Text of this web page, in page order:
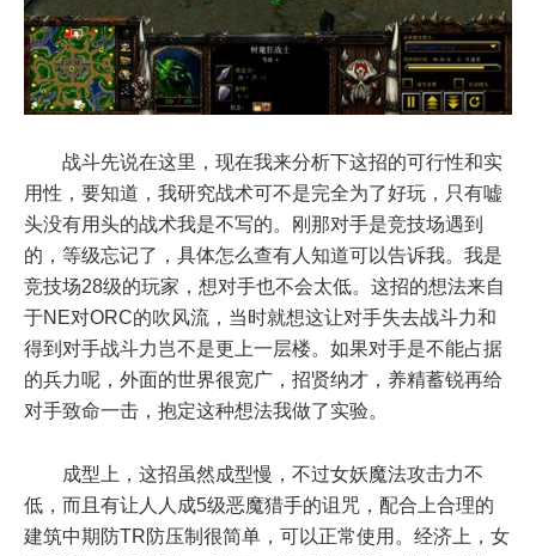
战斗先说在这里，现在我来分析下这招的可行性和实
用性，要知道，我研究战术可不是完全为了好玩，只有嘘
头没有用头的战术我是不写的。刚那对手是竞技场遇到
的，等级忘记了，具体怎么查有人知道可以告诉我。我是
竞技场28级的玩家，想对手也不会太低。这招的想法来自
于NE对ORC的吹风流，当时就想这让对手失去战斗力和
得到对手战斗力岂不是更上一层楼。如果对手是不能占据
的兵力呢，外面的世界很宽广，招贤纳才，养精蓄锐再给
对手致命一击，抱定这种想法我做了实验。
成型上，这招虽然成型慢，不过女妖魔法攻击力不
低，而且有让人人成5级恶魔猎手的诅咒，配合上合理的
建筑中期防TR防压制很简单，可以正常使用。经济上，女